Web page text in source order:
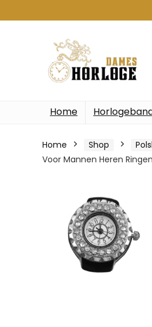
Home
Home Shop
Voor Mannen Heren